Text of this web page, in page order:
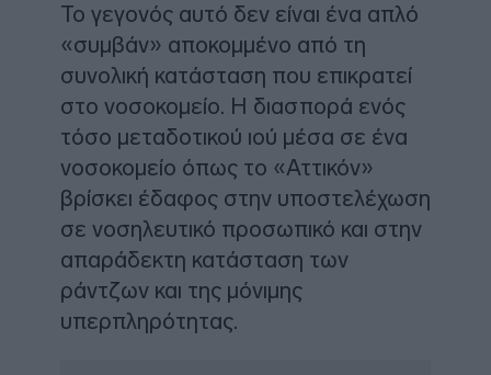
Το γεγονός αυτό δεν είναι ένα απλό
«συμβάν» αποκομμένο από τη
συνολική κατάσταση που επικρατεί
στο νοσοκομείο. Η διασπορά ενός
τόσο μεταδοτικού ιού μέσα σε ένα
νοσοκομείο όπως το «Αττικόν»
βρίσκει έδαφος στην υποστελέχωση
σε νοσηλευτικό προσωπικό και στην
απαράδεκτη κατάσταση των
ράντζων και της μόνιμης
υπερπληρότητας.